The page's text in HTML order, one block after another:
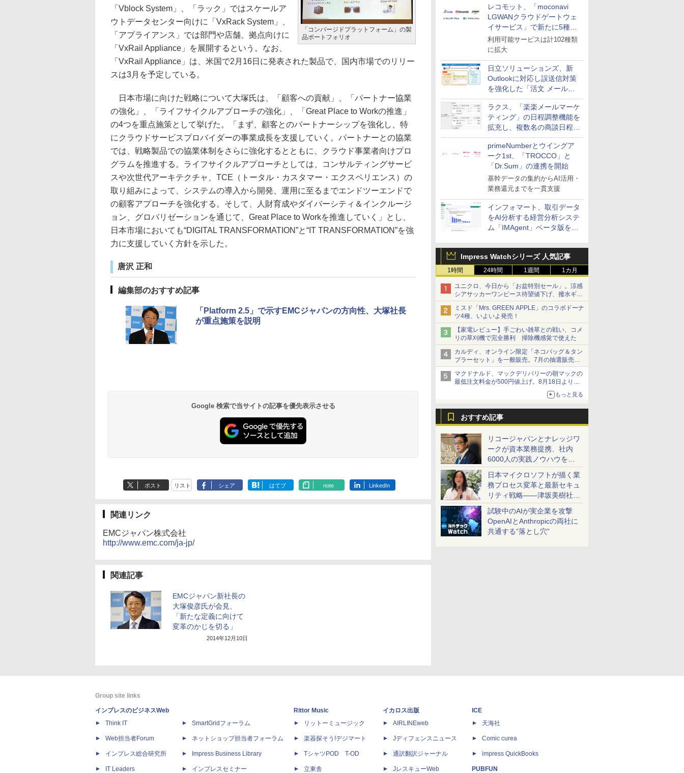
レコモット、「moconavi
LGWANクラウドゲートウェ
イサービス」で新たに5種類
のサービスと連携開始
利用可能サービスは計102種類
に拡大
日立ソリューションズ、新
Outlookに対応し誤送信対策
を強化した「活文 メール誤
送信防止アドインサービス」
を提供
ラクス、「楽楽メールマーケ
ティング」の日程調整機能を
拡充し、複数名の商談日程調
整を効率化
primeNumberとウイングア
ーク1st、「TROCCO」と
「Dr.Sum」の連携を開始
基幹データの集約からAI活用・
業務還元までを一貫支援
インフォマート、取引データ
をAI分析する経営分析システ
ム「IMAgent」ベータ版を提
Impress Watchシリーズ 人気記事
1時間 24時間 1週間 1カ月
ユニクロ、今日から「お盆特別セール」。涼感
シアサッカーワンピース待望値下げ、撥水ギア
ショーツは1990円に
ミスド「Mrs. GREEN APPLE」のコラボドーナ
ツ4種、いよいよ発売！
【家電レビュー】手ごわい雑草との戦い、コメ
リの草刈機で完全勝利 掃除機感覚で使えた
カルディ、オンライン限定「ネコバッグ＆タン
ブラーセット」を一般販売。7月の抽選販売の
当選無効分
マクドナルド、マックデリバリーの朝マックの
最低注文料金が500円値上げ。8月18日より
もっと見る
おすすめ記事
リコージャパンとナレッジワ
ークが資本業務提携、社内
6000人の実践ノウハウを生
かした「AI商談記録 for
RICOH」を展開へ
日本マイクロソフトが描く業
務プロセス変革と最新セキュ
リティ戦略――津坂美樹社長
が2027年度戦略を説明
試験中のAIが実企業を攻撃
OpenAIとAnthropicの両社に
共通する“落とし穴”
「コンバージドプラットフォーム」の製
品ポートフォリオ
「Vblock System」、「ラック」ではスケールア
ウトデータセンター向けに「VxRack System」、
「アプライアンス」では部門や店舗、拠点向けに
「VxRail Appliance」を展開するという。なお、
「VxRail Appliance」は、米国で2月16日に発表された製品で、国内市場でのリリー
スは3月を予定している。
日本市場に向けた戦略について大塚氏は、「顧客への貢献」、「パートナー協業
の強化」、「ライフサイクルアプローチの強化」、「Great Place to Workの推進」
の4つを重点施策として挙げた。「まず、顧客とのパートナーシップを強化し、特
にクラウドサービスプロバイダーの事業成長を支援していく。パートナーとの協業
では、戦略製品での協業体制をさらに強化するとともに、クラウド事業者向けプロ
グラムを推進する。ライフサイクルアプローチとしては、コンサルティングサービ
スや次世代アーキテクチャ、TCE（トータル・カスタマー・エクスペリエンス）の
取り組みによって、システムの導入から開発、運用に至るまでエンドツーエンドで
の顧客アプローチを強化する。そして、人財育成やダイバーシティ＆インクルージ
ョン、グロバリゼーションを通じて、Great Place to Workを推進していく」とし、
日本市場においても“DIGITAL TRANSFORMATION”と“IT TRANSFORMATION”を強
力に支援していく方針を示した。
唐沢 正和
編集部のおすすめ記事
「Platform 2.5」で示すEMCジャパンの方向性、大塚社長
が重点施策を説明
Google 検索で当サイトの記事を優先表示させる
ポスト リスト シェア はてブ note LinkedIn
関連リンク
EMCジャパン株式会社
http://www.emc.com/ja-jp/
関連記事
EMCジャパン新社長の
大塚俊彦氏が会見、
「新たな定義に向けて
変革のかじを切る」
2014年12月10日
Group site links
インプレスのビジネスWeb
Think IT
Web担当者Forum
インプレス総合研究所
IT Leaders
SmartGridフォーラム
ネットショップ担当者フォーラム
Impress Business Library
インプレスセミナー
Rittor Music
リットーミュージック
楽器探そう!デジマート
TシャツPOD T-OD
立東舎
イカロス出版
AIRLINEweb
Jディフェンスニュース
通訳翻訳ジャーナル
JレスキューWeb
ICE
天海社
Comic curea
impress QuickBooks
PUBFUN